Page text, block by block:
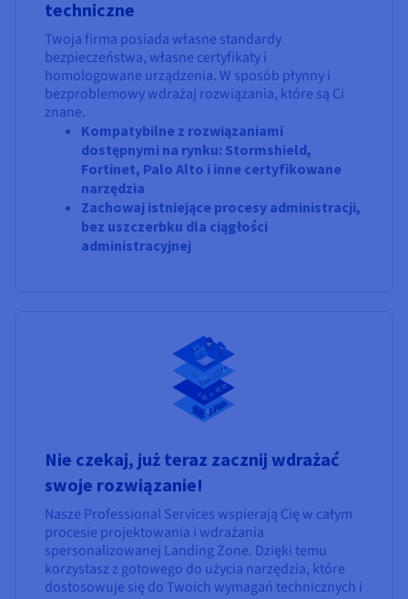
techniczne
Twoja firma posiada własne standardy
bezpieczeństwa, własne certyfikaty i
homologowane urządzenia. W sposób płynny i
bezproblemowy wdrażaj rozwiązania, które są Ci
znane.
Kompatybilne z rozwiązaniami
dostępnymi na rynku: Stormshield,
Fortinet, Palo Alto i inne certyfikowane
narzędzia
Zachowaj istniejące procesy administracji,
bez uszczerbku dla ciągłości
administracyjnej
Nie czekaj, już teraz zacznij wdrażać
swoje rozwiązanie!
Nasze Professional Services wspierają Cię w całym
procesie projektowania i wdrażania
spersonalizowanej Landing Zone. Dzięki temu
korzystasz z gotowego do użycia narzędzia, które
dostosowuje się do Twoich wymagań technicznych i